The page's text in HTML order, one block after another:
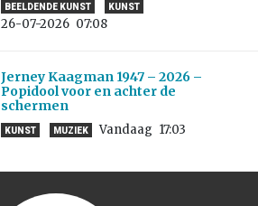
BEELDENDE KUNST KUNST
26-07-2026 07:08
Jerney Kaagman 1947 – 2026 –
Popidool voor en achter de
schermen
KUNST MUZIEK Vandaag 17:03